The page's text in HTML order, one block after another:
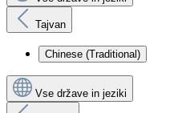
Tajvan
Chinese (Traditional)
Vse države in jeziki